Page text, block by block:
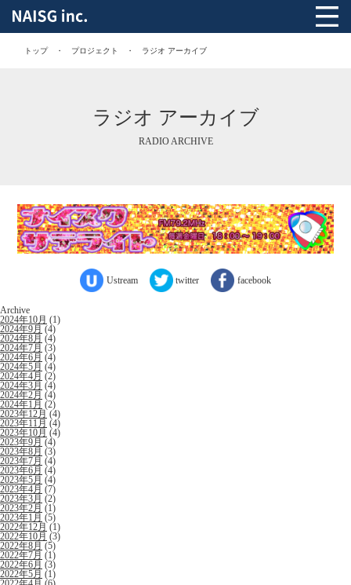
トップ プロジェクト ラジオ アーカイブ
ラジオ アーカイブ
RADIO ARCHIVE
Ustream twitter facebook
Archive
2024年10月 (1)
2024年9月 (4)
2024年8月 (4)
2024年7月 (3)
2024年6月 (4)
2024年5月 (4)
2024年4月 (2)
2024年3月 (4)
2024年2月 (4)
2024年1月 (2)
2023年12月(4)
2023年11月 (4)
2023年10月 (4)
2023年9月 (4)
2023年8月 (3)
2023年7月 (4)
2023年6月 (4)
2023年5月 (4)
2023年4月 (7)
2023年3月 (2)
2023年2月 (1)
2023年1月 (5)
2022年12月(1)
2022年10月 (3)
2022年8月 (5)
2022年7月 (1)
2022年6月 (3)
2022年5月 (1)